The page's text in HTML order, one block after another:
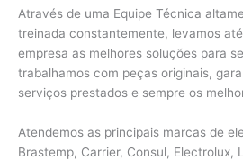
Através de uma Equipe Técnica
treinada constantemente, levamos
empresa as melhores soluções para
trabalhamos com peças originais,
serviços prestados e sempre os
Atendemos as principais marcas de
Brastemp, Carrier, Consul, Electrolux,